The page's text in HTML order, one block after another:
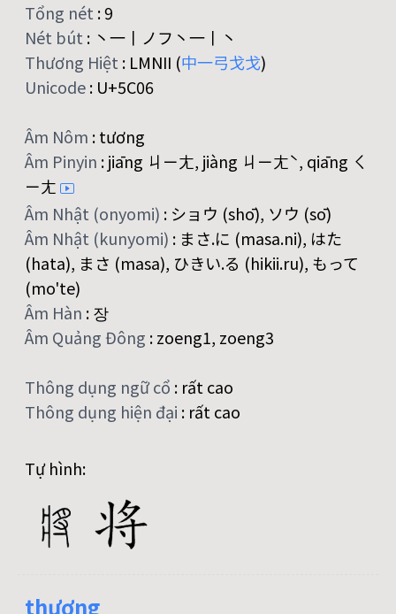
Tổng nét :9
Nét bút : 丶一丨ノフ丶一丨丶
Thương Hiệt : LMNII (中一弓戈戈)
Unicode: U+5C06
Âm Nôm :tương
Âm Pinyin :jiāng ㄐㄧㄤ, jiàng ㄐㄧㄤˋ, qiāng ㄑ
ㄧㄤ
Âm Nhật (onyomi) : ショウ (shō), ソウ (sō)
Âm Nhật (kunyomi) : まさ.に (masa.ni), はた
(hata), まさ (masa), ひきい.る (hikii.ru), もって
(mo'te)
Âm Hàn :장
Âm Quảng Đông :zoeng1, zoeng3
Thông dụng ngữ cổ : rất cao
Thông dụng hiện đại : rất cao
Tự hình:
thương